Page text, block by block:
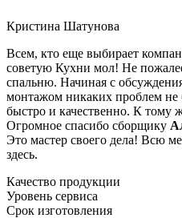
Кристина Шатунова
Всем, кто еще выбирает
советую Кухни мол! Не
спальню. Начиная с
монтажом никаких проблем не
быстро и качественно. К тому
Огромное спасибо сборщику
Это мастер своего дела! Всю
здесь.
Качество продукции
Уровень сервиса
Срок изготовления